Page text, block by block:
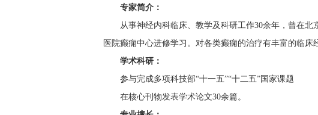
专家简介：
从事神经内科临床、教学及科研工作30余年，曾在
医院癫痫中心进修学习。对各类癫痫的治疗有丰富的临床
学术科研：
参与完成多项科技部“十一五”“十二五”国家课题
在核心刊物发表学术论文30余篇。